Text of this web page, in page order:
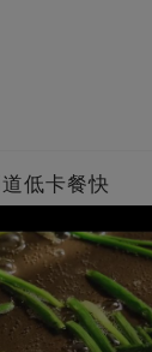
低卡餐快